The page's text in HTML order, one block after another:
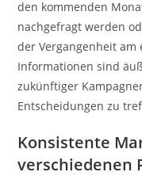
den kommenden
nachgefragt werden
der Vergangenheit am
Informationen sind
zukünftiger
Entscheidungen zu
Konsistente
verschiedenen